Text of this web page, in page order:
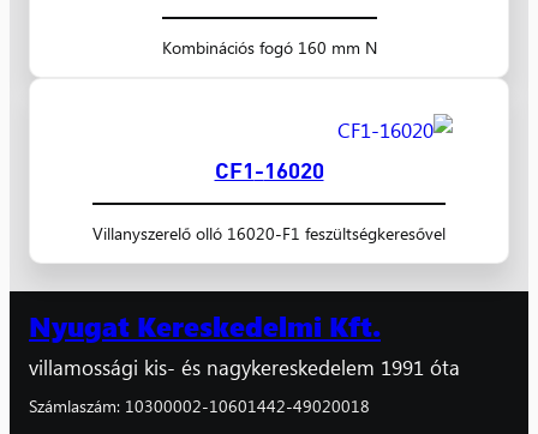
Kombinációs fogó 160 mm N
16020-CF1
Villanyszerelő olló 16020-F1 feszültségkeresővel
Nyugat Kereskedelmi Kft.
villamossági kis- és nagykereskedelem 1991 óta
Számlaszám: 10300002-10601442-49020018